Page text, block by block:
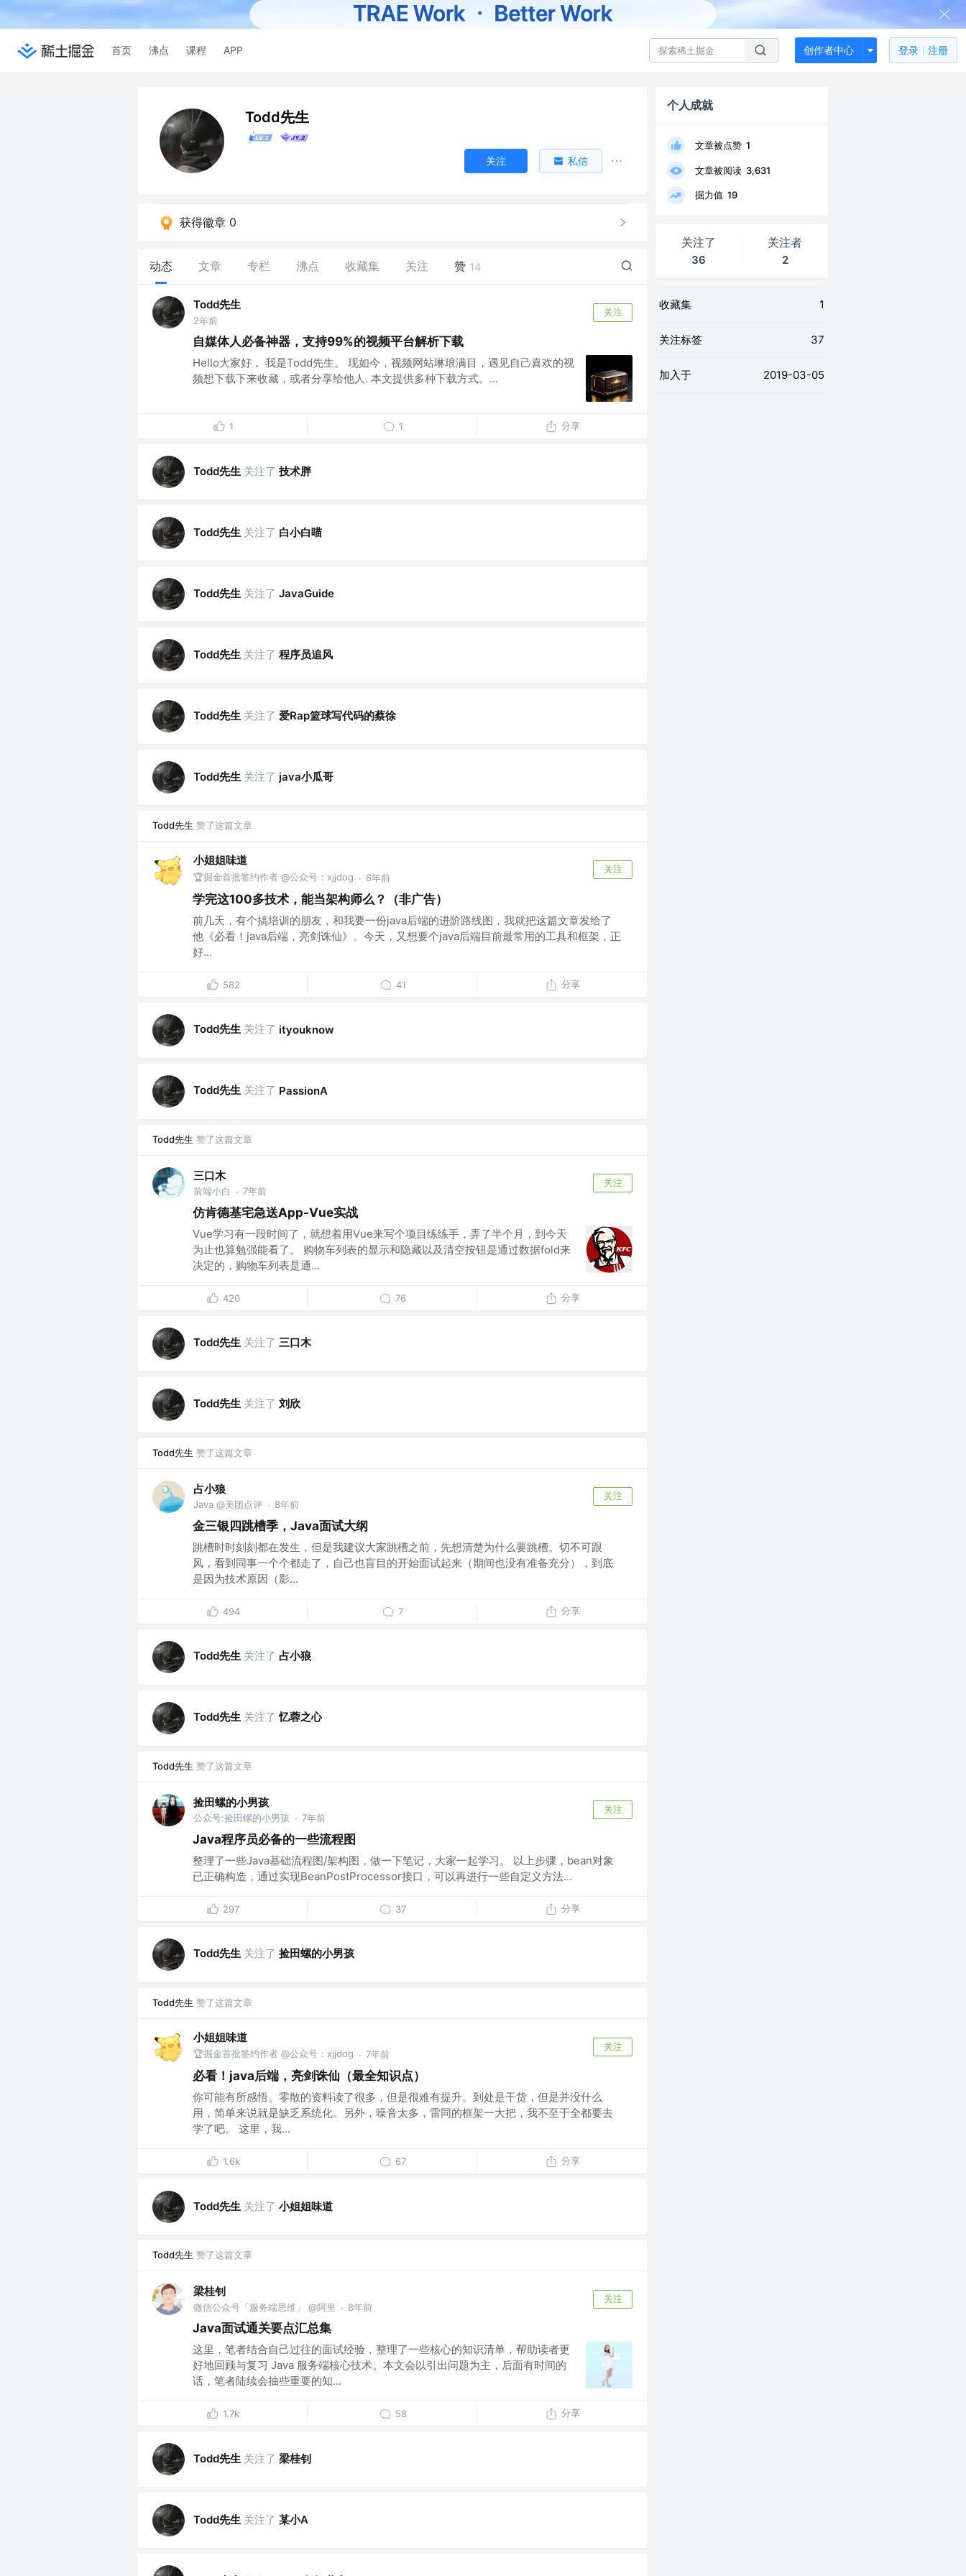
首页 沸点 课程 APP 创作者中心 登录 注册
Todd先生
关注 私信
获得徽章 0
动态 文章 专栏 沸点 收藏集 关注 赞 14
Todd先生
2年前
关注
自媒体人必备神器，支持99%的视频平台解析下载
Hello大家好， 我是Todd先生。 现如今，视频网站琳琅满目，遇见自己喜欢的视
频想下载下来收藏，或者分享给他人. 本文提供多种下载方式。...
1 1 分享
Todd先生 关注了 技术胖
Todd先生 关注了 白小白喵
Todd先生 关注了 JavaGuide
Todd先生 关注了 程序员追风
Todd先生 关注了 爱Rap篮球写代码的蔡徐
Todd先生 关注了 java小瓜哥
Todd先生 赞了这篇文章
小姐姐味道
🏆掘金首批签约作者 @公众号：xjjdog · 6年前
关注
学完这100多技术，能当架构师么？（非广告）
前几天，有个搞培训的朋友，和我要一份java后端的进阶路线图，我就把这篇文章发给了
他《必看！java后端，亮剑诛仙》。今天，又想要个java后端目前最常用的工具和框架，正
好...
582 41 分享
Todd先生 关注了 ityouknow
Todd先生 关注了 PassionA
Todd先生 赞了这篇文章
三口木
前端小白 · 7年前
关注
仿肯德基宅急送App-Vue实战
Vue学习有一段时间了，就想着用Vue来写个项目练练手，弄了半个月，到今天
为止也算勉强能看了。 购物车列表的显示和隐藏以及清空按钮是通过数据fold来
决定的，购物车列表是通...
420 76 分享
Todd先生 关注了 三口木
Todd先生 关注了 刘欣
Todd先生 赞了这篇文章
占小狼
Java @美团点评 · 8年前
关注
金三银四跳槽季，Java面试大纲
跳槽时时刻刻都在发生，但是我建议大家跳槽之前，先想清楚为什么要跳槽。切不可跟
风，看到同事一个个都走了，自己也盲目的开始面试起来（期间也没有准备充分），到底
是因为技术原因（影...
494 7 分享
Todd先生 关注了 占小狼
Todd先生 关注了 忆蓉之心
Todd先生 赞了这篇文章
捡田螺的小男孩
公众号:捡田螺的小男孩 · 7年前
关注
Java程序员必备的一些流程图
整理了一些Java基础流程图/架构图，做一下笔记，大家一起学习。 以上步骤，bean对象
已正确构造，通过实现BeanPostProcessor接口，可以再进行一些自定义方法...
297 37 分享
Todd先生 关注了 捡田螺的小男孩
Todd先生 赞了这篇文章
小姐姐味道
🏆掘金首批签约作者 @公众号：xjjdog · 7年前
关注
必看！java后端，亮剑诛仙（最全知识点）
你可能有所感悟。零散的资料读了很多，但是很难有提升。到处是干货，但是并没什么
用，简单来说就是缺乏系统化。另外，噪音太多，雷同的框架一大把，我不至于全都要去
学了吧。 这里，我...
1.6k 67 分享
Todd先生 关注了 小姐姐味道
Todd先生 赞了这篇文章
梁桂钊
微信公众号「服务端思维」 @阿里 · 8年前
关注
Java面试通关要点汇总集
这里，笔者结合自己过往的面试经验，整理了一些核心的知识清单，帮助读者更
好地回顾与复习 Java 服务端核心技术。本文会以引出问题为主，后面有时间的
话，笔者陆续会抽些重要的知...
1.7k 58 分享
Todd先生 关注了 梁桂钊
Todd先生 关注了 某小A
个人成就
文章被点赞 1
文章被阅读 3,631
掘力值 19
关注了
36
关注者
2
收藏集 1
关注标签 37
加入于 2019-03-05